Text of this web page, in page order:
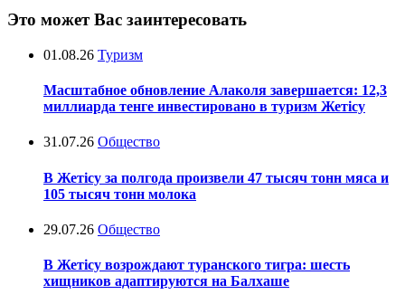
Это может Вас заинтересовать
01.08.26 Туризм
Масштабное обновление Алаколя завершается: 12,3
миллиарда тенге инвестировано в туризм Жетісу
31.07.26 Общество
В Жетісу за полгода произвели 47 тысяч тонн мяса и
105 тысяч тонн молока
29.07.26 Общество
В Жетісу возрождают туранского тигра: шесть
хищников адаптируются на Балхаше